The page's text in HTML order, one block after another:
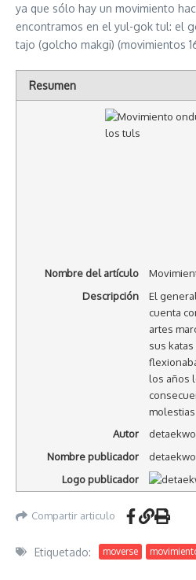
ya que sólo hay un movimiento
encontramos en el yul-gok tul: el
tajo (golcho makgi) (movimientos
Resumen
Nombre del artículo
Descripción
El
cuenta
artes
sus
los años
molestias
Autor
Nombre publicador
Logo publicador
Compartir articulo
Etiquetado: moverse